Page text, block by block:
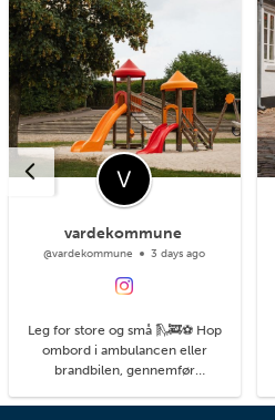
vardekommune
@vardekommune 3 days ago
Leg for store og små 🛝🚒⚽ Hop
ombord i ambulancen eller
brandbilen, gennemfør
du kan. På legepladsen i